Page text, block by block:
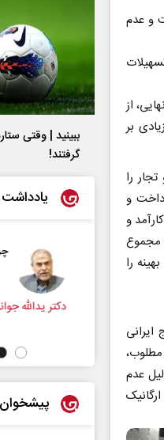
و عدم
از
بر
را
و
و
مجموع
را
عدم
ببینید | وقتی
گرفتند!
یادداشت
زندگی
دکتر یدالله
پیشخوان